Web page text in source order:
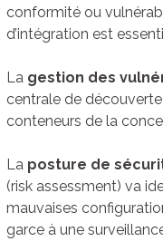
conformité ou
d’intégration est
La gestion des
centrale de
conteneurs de la
La posture de
(risk assessment) va
mauvaises
garce à une